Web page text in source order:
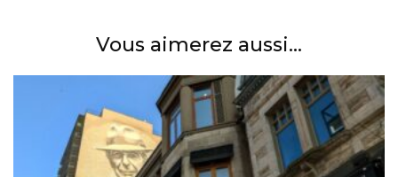
Vous aimerez aussi...